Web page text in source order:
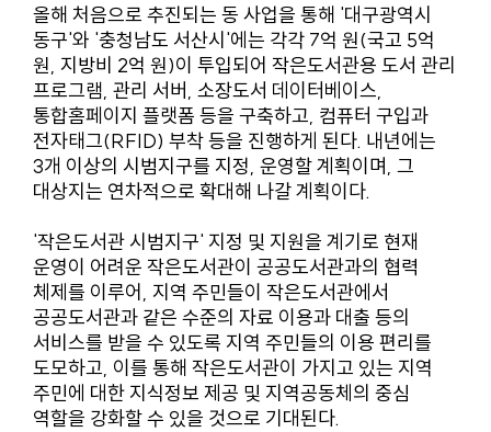
올해 처음으로 추진되는 동 사업을 통해 '대구광역시
동구'와 '충청남도 서산시'에는 각각 7억 원(국고 5억
원, 지방비 2억 원)이 투입되어 작은도서관용 도서 관리
프로그램, 관리 서버, 소장도서 데이터베이스,
통합홈페이지 플랫폼 등을 구축하고, 컴퓨터 구입과
전자태그(RFID) 부착 등을 진행하게 된다. 내년에는
3개 이상의 시범지구를 지정, 운영할 계획이며, 그
대상지는 연차적으로 확대해 나갈 계획이다.
'작은도서관 시범지구' 지정 및 지원을 계기로 현재
운영이 어려운 작은도서관이 공공도서관과의 협력
체제를 이루어, 지역 주민들이 작은도서관에서
공공도서관과 같은 수준의 자료 이용과 대출 등의
서비스를 받을 수 있도록 지역 주민들의 이용 편리를
도모하고, 이를 통해 작은도서관이 가지고 있는 지역
주민에 대한 지식정보 제공 및 지역공동체의 중심
역할을 강화할 수 있을 것으로 기대된다.